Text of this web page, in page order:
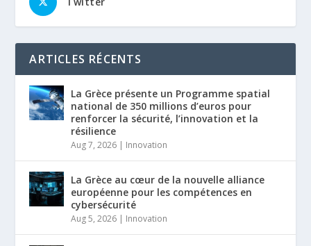
ARTICLES RÉCENTS
La Grèce présente un Programme spatial
national de 350 millions d’euros pour
renforcer la sécurité, l’innovation et la
résilience
Aug 7, 2026 | Innovation
La Grèce au cœur de la nouvelle alliance
européenne pour les compétences en
cybersécurité
Aug 5, 2026 | Innovation